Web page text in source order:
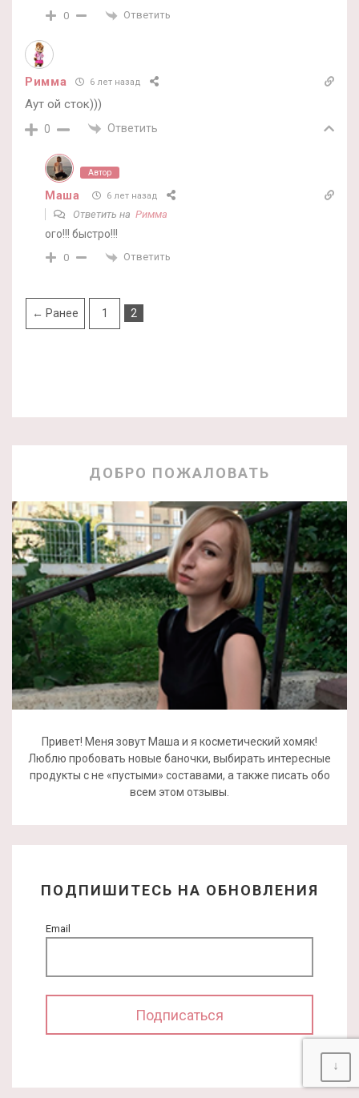
0 Ответить
Римма 6 лет назад
Аут ой сток)))
0 Ответить
Автор
Маша 6 лет назад
Ответить на Римма
ого!!! быстро!!!
0 Ответить
← Ранее 1 2
ДОБРО ПОЖАЛОВАТЬ
Привет! Меня зовут Маша и я косметический хомяк!
Люблю пробовать новые баночки, выбирать интересные
продукты с не «пустыми» составами, а также писать обо
всем этом отзывы.
ПОДПИШИТЕСЬ НА ОБНОВЛЕНИЯ
Email
↓